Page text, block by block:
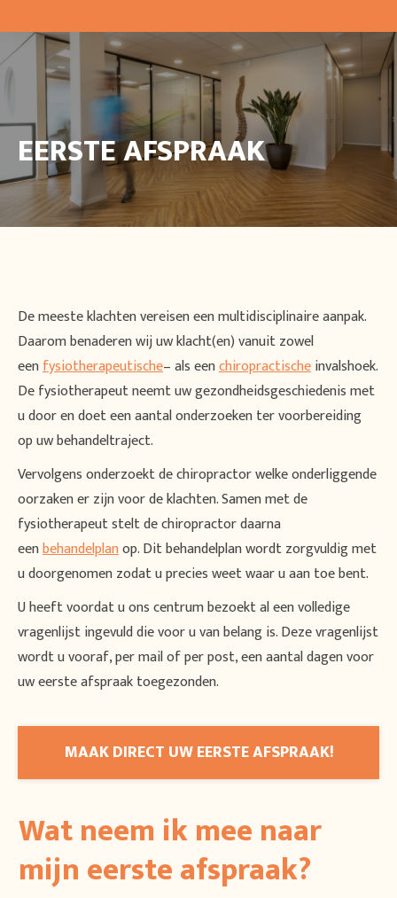
EERSTE AFSPRAAK
De meeste klachten vereisen een multidisciplinaire aanpak.
Daarom benaderen wij uw klacht(en) vanuit zowel
eenfysiotherapeutische– als eenchiropractischeinvalshoek.
De fysiotherapeut neemt uw gezondheidsgeschiedenis met
u door en doet een aantal onderzoeken ter voorbereiding
op uw behandeltraject.
Vervolgens onderzoekt de chiropractor welke onderliggende
oorzaken er zijn voor de klachten. Samen met de
fysiotherapeut stelt de chiropractor daarna
eenbehandelplanop. Dit behandelplan wordt zorgvuldig met
u doorgenomen zodat u precies weet waar u aan toe bent.
U heeft voordat u ons centrum bezoekt al een volledige
vragenlijst ingevuld die voor u van belang is. Deze vragenlijst
wordt u vooraf, per mail of per post, een aantal dagen voor
uw eerste afspraak toegezonden.
MAAK DIRECT UW EERSTE AFSPRAAK!
Wat neem ik mee naar
mijn eerste afspraak?